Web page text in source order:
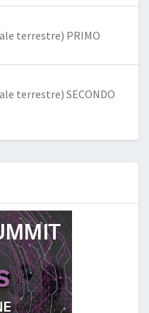
terrestre) PRIMO
terrestre) SECONDO